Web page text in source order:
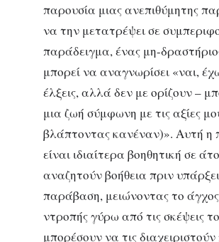
παρουσία μιας ανεπιθύμητης
να την μετατρέψει σε
παράδειγμα, ένας μη-
μπορεί να αναγνωρίσει «ναι,
έλξεις, αλλά δεν με ορίζουν –
μια ζωή σύμφωνη με τις αξίες
βλάπτοντας κανέναν)». Αυτή η
είναι ιδιαίτερα βοηθητική σε
αναζητούν βοήθεια πριν
παράβαση, μειώνοντας το
ντροπής γύρω από τις σκέψεις
μπορέσουν να τις